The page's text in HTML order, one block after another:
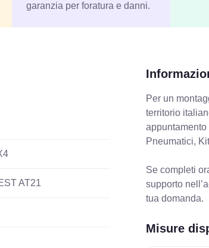
garanzia per foratura e danni.
AT21
Per un
territorio
Pneumatici,
Se completi
supporto
tua domanda.
Misure